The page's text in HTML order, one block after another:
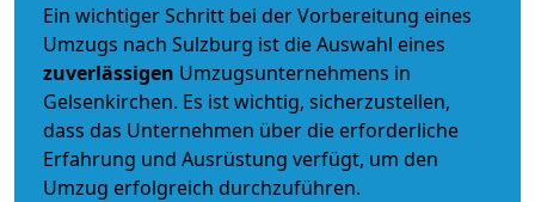
Ein wichtiger Schritt bei der Vorbereitung eines
Umzugs nach Sulzburg ist die Auswahl eines
zuverlässigen Umzugsunternehmens in
Gelsenkirchen. Es ist wichtig, sicherzustellen,
dass das Unternehmen über die erforderliche
Erfahrung und Ausrüstung verfügt, um den
Umzug erfolgreich durchzuführen.